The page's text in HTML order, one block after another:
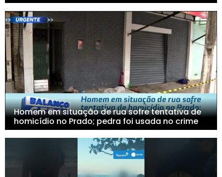
Homem em situação de rua sofre tentativa de
homicídio no Prado; pedra foi usada no crime